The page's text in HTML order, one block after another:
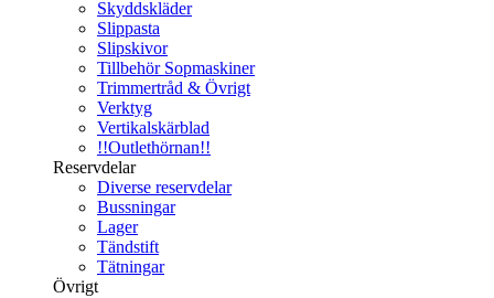
Skyddskläder
Slippasta
Slipskivor
Tillbehör Sopmaskiner
Trimmertråd & Övrigt
Verktyg
Vertikalskärblad
!!Outlethörnan!!
Reservdelar
Diverse reservdelar
Bussningar
Lager
Tändstift
Tätningar
Övrigt